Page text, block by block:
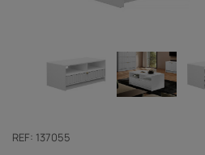
REF: 137055